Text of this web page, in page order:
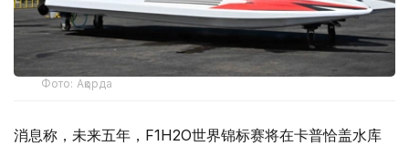
Фото: Ақорда
消息称，未来五年，F1H2O世界锦标赛将在卡普恰盖水库